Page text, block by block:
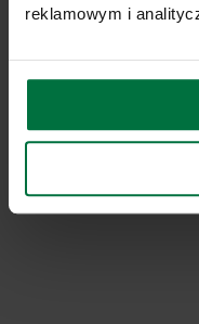
reklamowym i